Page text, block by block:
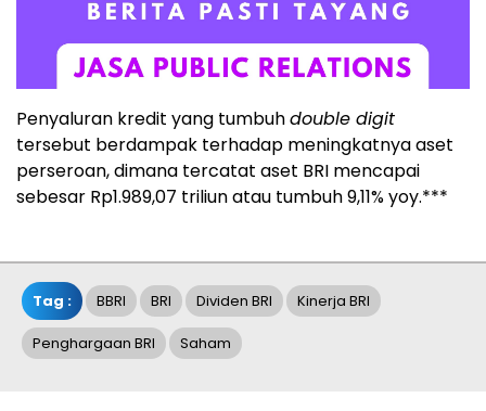
Penyaluran kredit yang tumbuhdouble digit
tersebut berdampak terhadap meningkatnya aset
perseroan, dimana tercatat aset BRI mencapai
sebesar Rp1.989,07 triliun atau tumbuh 9,11% yoy.***
Tag : BBRI BRI Dividen BRI Kinerja BRI
Penghargaan BRI Saham